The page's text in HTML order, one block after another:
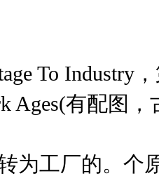
To Industry，
Ages(有配图
工厂的。个